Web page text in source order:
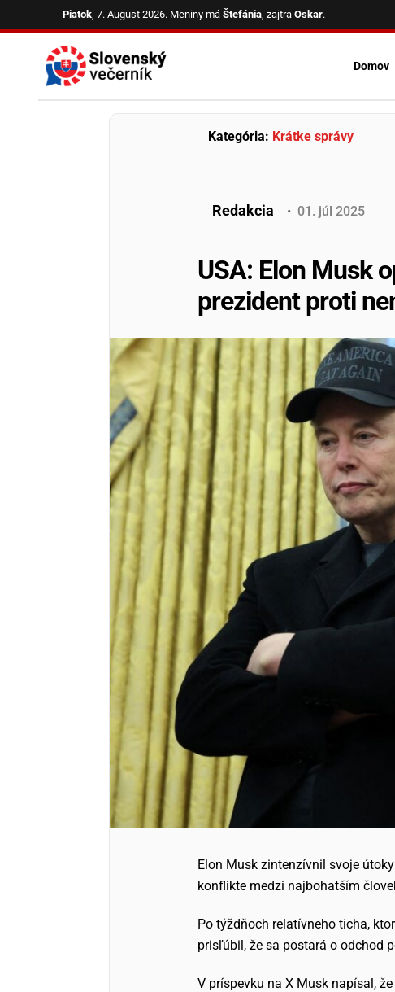
to
Piatok, 7. August 2026. Meniny máŠtefánia, zajtraOskar.
Domov
Kategória: Krátke správy
Redakcia • 01 . júl 2025
USA: Elon Musk
prezident proti
Elon Musk zintenzívnil svoje
konflikte medzi najbohatším
Po týždňoch relatívneho ticha,
prisľúbil, že sa postará o odchod
V príspevku na X Musk napísal,